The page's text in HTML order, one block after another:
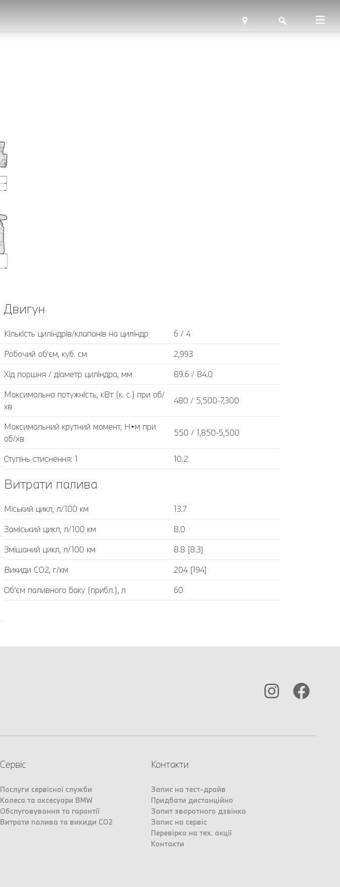
Двигун
Кількість циліндрів/клапанів на циліндр
6 / 4
Робочий об'єм, куб. см
2,993
Хід поршня / діаметр циліндра, мм
89.6 / 84.0
Максимальна потужність, кВт (к. с.) при об/
хв
480 / 5,500-7,300
Максимальний крутний момент, Н•м при
об/хв
550 / 1,850-5,500
Ступінь стиснення: 1 10.2
Витрати палива
Міський цикл, л/100 км
13.7
Заміський цикл, л/100 км
8.0
Змішаний цикл, л/100 км
8.8 [8.3]
Викиди CO2, г/км
204 [194]
Об'єм паливного баку (прибл.), л
60
Сервіс
Послуги сервісної служби
Колеса та аксесуари BMW
Обслуговування та гарантії
Витрати палива та викиди CO2
Контакти
Запис на тест-драйв
Придбати дистанційно
Запит зворотного дзвінка
Запис на сервіс
Перевірка на тех. акції
Контакти